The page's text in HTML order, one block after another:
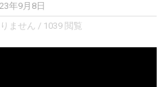
年9月8日
ません / 1039 閲覧